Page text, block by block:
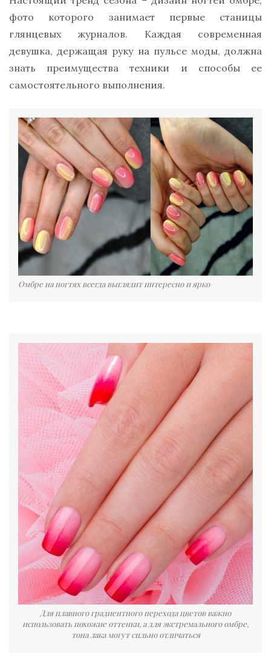
фото которого занимает первые станицы
глянцевых журналов. Каждая современная
девушка, держащая руку на пульсе моды, должна
знать преимущества техники и способы ее
самостоятельного выполнения.
Омбре на ногтях всегда выглядит интересно и ярко
Для плавного градиентного перехода цветов важно
использовать похожие оттенки, а для экстремального омбре,
тона лака могут сильно отличаться